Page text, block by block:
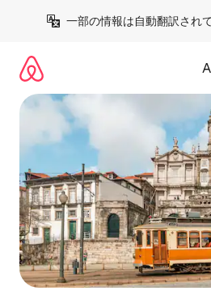
一部の情報は自動翻訳され